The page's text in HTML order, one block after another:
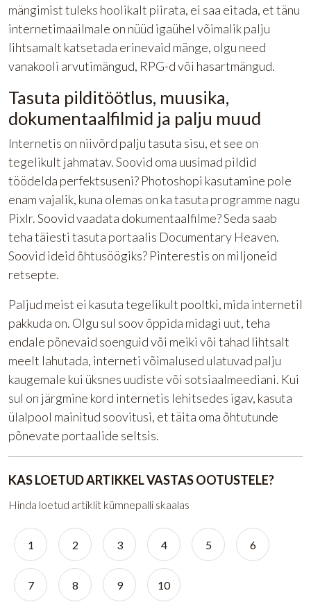
mängimist tuleks hoolikalt piirata, ei saa eitada, et tänu
internetimaailmale on nüüd igaühel võimalik palju
lihtsamalt katsetada erinevaid mänge, olgu need
vanakooli arvutimängud, RPG-d või hasartmängud.
Tasuta pilditöötlus, muusika,
dokumentaalfilmid ja palju muud
Internetis on niivõrd palju tasuta sisu, et see on
tegelikult jahmatav. Soovid oma uusimad pildid
töödelda perfektsuseni? Photoshopi kasutamine pole
enam vajalik, kuna olemas on ka tasuta programme nagu
Pixlr. Soovid vaadata dokumentaalfilme? Seda saab
teha täiesti tasuta portaalis Documentary Heaven.
Soovid ideid õhtusöögiks? Pinterestis on miljoneid
retsepte.
Paljud meist ei kasuta tegelikult pooltki, mida internetil
pakkuda on. Olgu sul soov õppida midagi uut, teha
endale põnevaid soenguid või meiki või tahad lihtsalt
meelt lahutada, interneti võimalused ulatuvad palju
kaugemale kui üksnes uudiste või sotsiaalmeediani. Kui
sul on järgmine kord internetis lehitsedes igav, kasuta
ülalpool mainitud soovitusi, et täita oma õhtutunde
põnevate portaalide seltsis.
KAS LOETUD ARTIKKEL VASTAS OOTUSTELE?
Hinda loetud artiklit kümnepalli skaalas
1 2 3 4 5 6
7 8 9 10